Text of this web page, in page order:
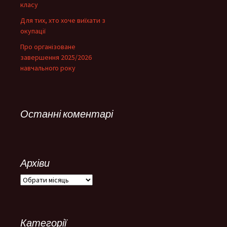
класу
Для тих, хто хоче виїхати з
окупації
Про організоване
завершення 2025/2026
навчального року
Останні коментарі
Архіви
Архіви
Категорії